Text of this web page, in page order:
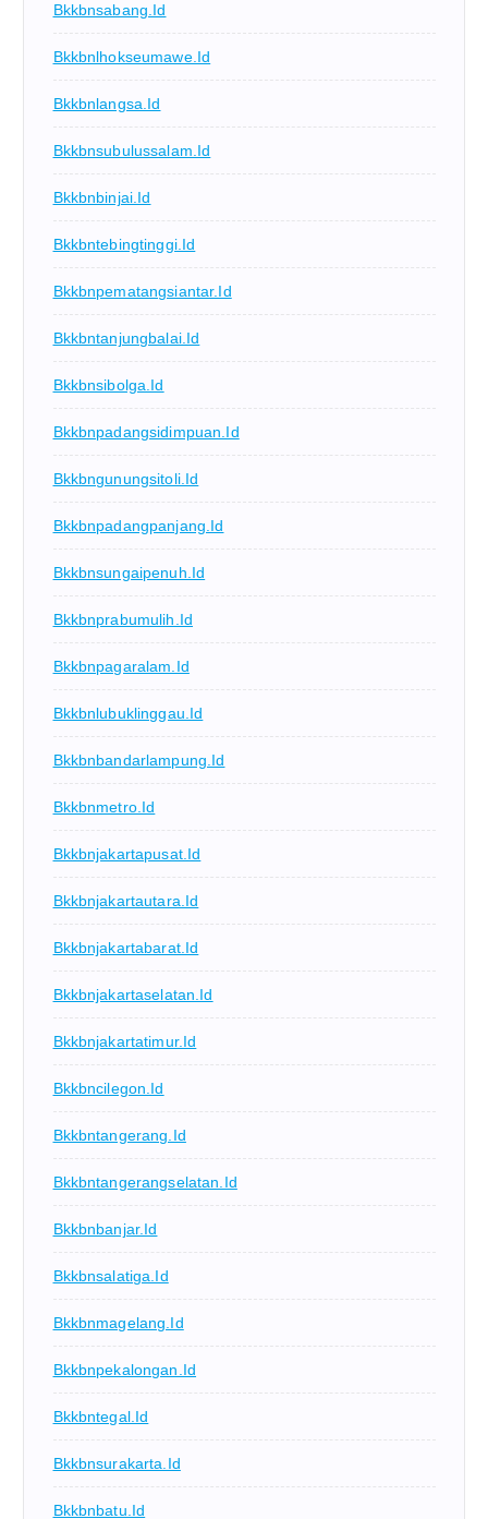
Bkkbnsabang.id
Bkkbnlhokseumawe.id
Bkkbnlangsa.id
Bkkbnsubulussalam.id
Bkkbnbinjai.id
Bkkbntebingtinggi.id
Bkkbnpematangsiantar.id
Bkkbntanjungbalai.id
Bkkbnsibolga.id
Bkkbnpadangsidimpuan.id
Bkkbngunungsitoli.id
Bkkbnpadangpanjang.id
Bkkbnsungaipenuh.id
Bkkbnprabumulih.id
Bkkbnpagaralam.id
Bkkbnlubuklinggau.id
Bkkbnbandarlampung.id
Bkkbnmetro.id
Bkkbnjakartapusat.id
Bkkbnjakartautara.id
Bkkbnjakartabarat.id
Bkkbnjakartaselatan.id
Bkkbnjakartatimur.id
Bkkbncilegon.id
Bkkbntangerang.id
Bkkbntangerangselatan.id
Bkkbnbanjar.id
Bkkbnsalatiga.id
Bkkbnmagelang.id
Bkkbnpekalongan.id
Bkkbntegal.id
Bkkbnsurakarta.id
Bkkbnbatu.id